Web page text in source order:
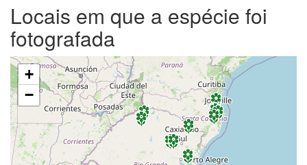
Locais em que a espécie foi
fotografada
+
−